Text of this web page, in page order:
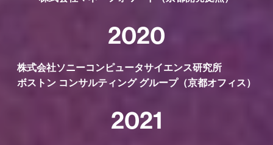
2020
株式会社ソニーコンピュータサイエンス研究所
ボストン コンサルティング グループ（京都オフィス）
2021